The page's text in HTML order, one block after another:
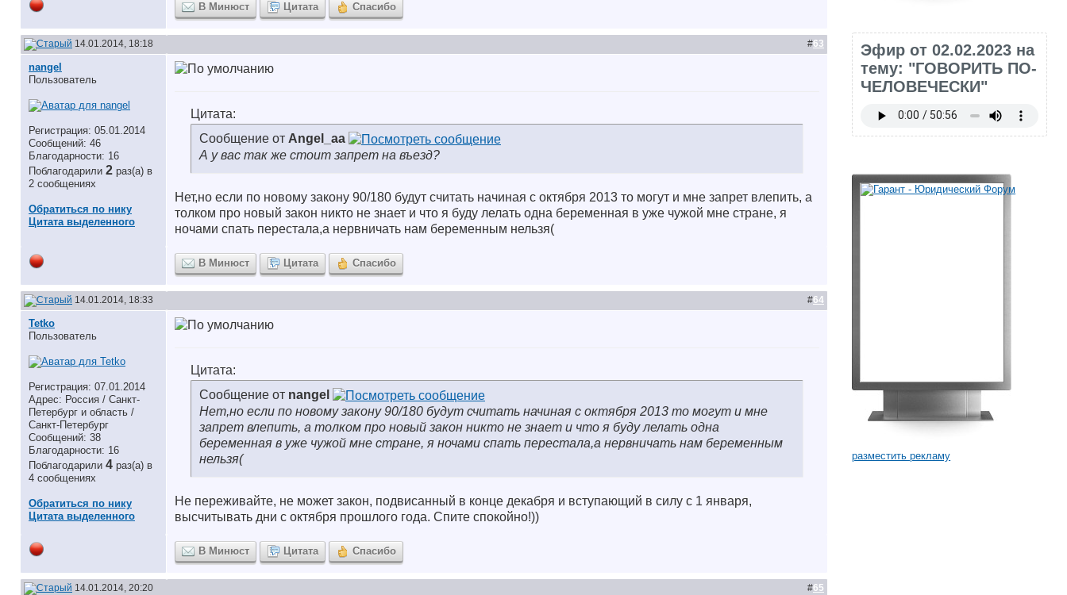
В Минюст Цитата Спасибо
14.01.2014, 18:18 #63
nangel
Пользователь
Регистрация: 05.01.2014
Сообщений: 46
Благодарности: 16
Поблагодарили 2 раз(а) в
2 сообщениях
Обратиться по нику
Цитата выделенного
Цитата:
Сообщение от Angel_aa
А у вас так же стоит запрет на въезд?
Нет,но если по новому закону 90/180 будут считать начиная с октября 2013 то могут и мне запрет влепить, а
толком про новый закон никто не знает и что я буду лелать одна беременная в уже чужой мне стране, я
ночами спать перестала,а нервничать нам беременным нельзя(
В Минюст Цитата Спасибо
14.01.2014, 18:33 #64
Tetko
Пользователь
Регистрация: 07.01.2014
Адрес: Россия / Санкт-
Петербург и область /
Санкт-Петербург
Сообщений: 38
Благодарности: 16
Поблагодарили 4 раз(а) в
4 сообщениях
Обратиться по нику
Цитата выделенного
Цитата:
Сообщение от nangel
Нет,но если по новому закону 90/180 будут считать начиная с октября 2013 то могут и мне
запрет влепить, а толком про новый закон никто не знает и что я буду лелать одна
беременная в уже чужой мне стране, я ночами спать перестала,а нервничать нам беременным
нельзя(
Не переживайте, не может закон, подвисанный в конце декабря и вступающий в силу с 1 января,
высчитывать дни с октября прошлого года. Спите спокойно!))
В Минюст Цитата Спасибо
14.01.2014, 20:20 #65
Эфир от 02.02.2023 на
тему: "ГОВОРИТЬ ПО-
ЧЕЛОВЕЧЕСКИ"
разместить рекламу